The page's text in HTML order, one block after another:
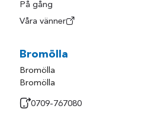
På gång
Våra vänner
Bromölla
Bromölla
Bromölla
0709-767080